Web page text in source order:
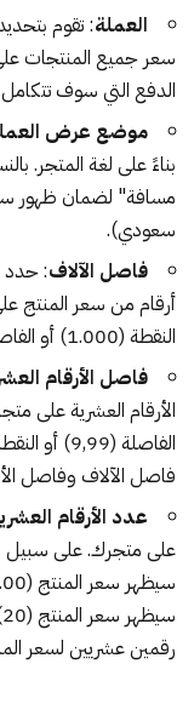
العملة: تقوم
سعر جميع المنتجات
الدفع التي سوف
موضع عرض
بناءً على لغة المتجر.
سعودي).
فاصل الآلاف: حدد
أرقام من سعر المنتج
النقطة (1.000) أو الفاصلة (1,000) أو بدون فواصل (1000).
فاصل الأرقام
الأرقام العشرية على
فاصل الآلاف وفاصل
عدد الأرقام
رقمين عشريين لسعر